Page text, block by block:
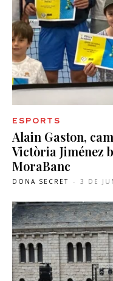
ESPORTS
Alain Gaston,
Victòria Jiménez
MoraBanc
DONA SECRET - 3 DE